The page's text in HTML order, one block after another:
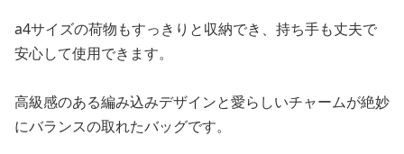
a4サイズの荷物もすっきりと収納でき、持ち手も丈夫で
安心して使用できます。
高級感のある編み込みデザインと愛らしいチャームが絶妙
にバランスの取れたバッグです。